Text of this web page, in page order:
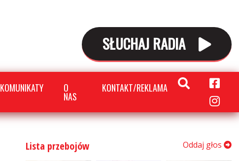
SŁUCHAJ RADIA
KOMUNIKATY O
NAS
KONTAKT/REKLAMA
Lista przebojów Oddaj głos